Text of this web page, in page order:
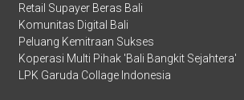
Retail Supayer Beras Bali
Komunitas Digital Bali
Peluang Kemitraan Sukses
Koperasi Multi Pihak 'Bali Bangkit Sejahtera'
LPK Garuda Collage Indonesia